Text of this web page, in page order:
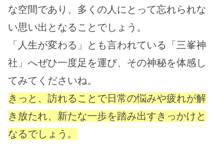
な空間であり、多くの人にとって忘れられな
い思い出となることでしょう。
「人生が変わる」とも言われている「三峯神
社」へぜひ一度足を運び、その神秘を体感し
てみてくださいね。
きっと、訪れることで日常の悩みや疲れが解
き放たれ、新たな一歩を踏み出すきっかけと
なるでしょう。